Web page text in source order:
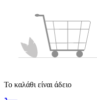
Το καλάθι είναι άδειο